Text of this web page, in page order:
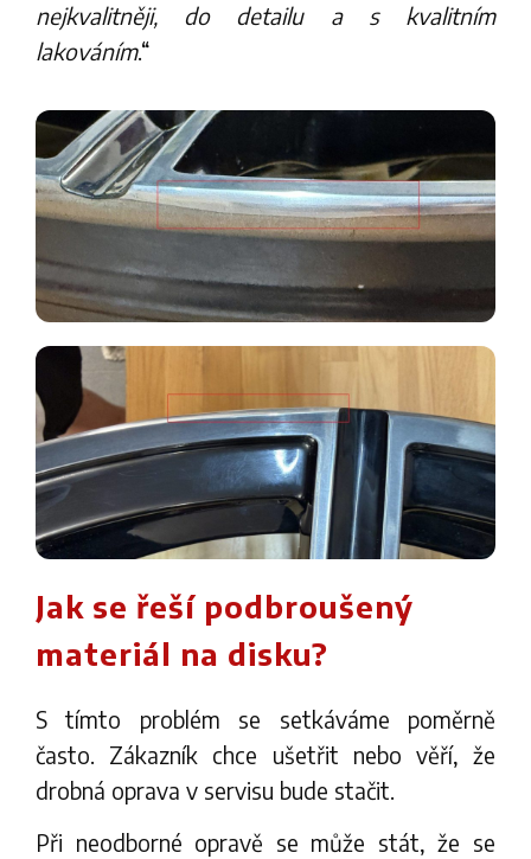
nejkvalitněji, do detailu a s kvalitním
lakováním.“
Jak se řeší podbroušený
materiál na disku?
S tímto problém se setkáváme poměrně
často. Zákazník chce ušetřit nebo věří, že
drobná oprava v servisu bude stačit.
Při neodborné opravě se může stát, že se